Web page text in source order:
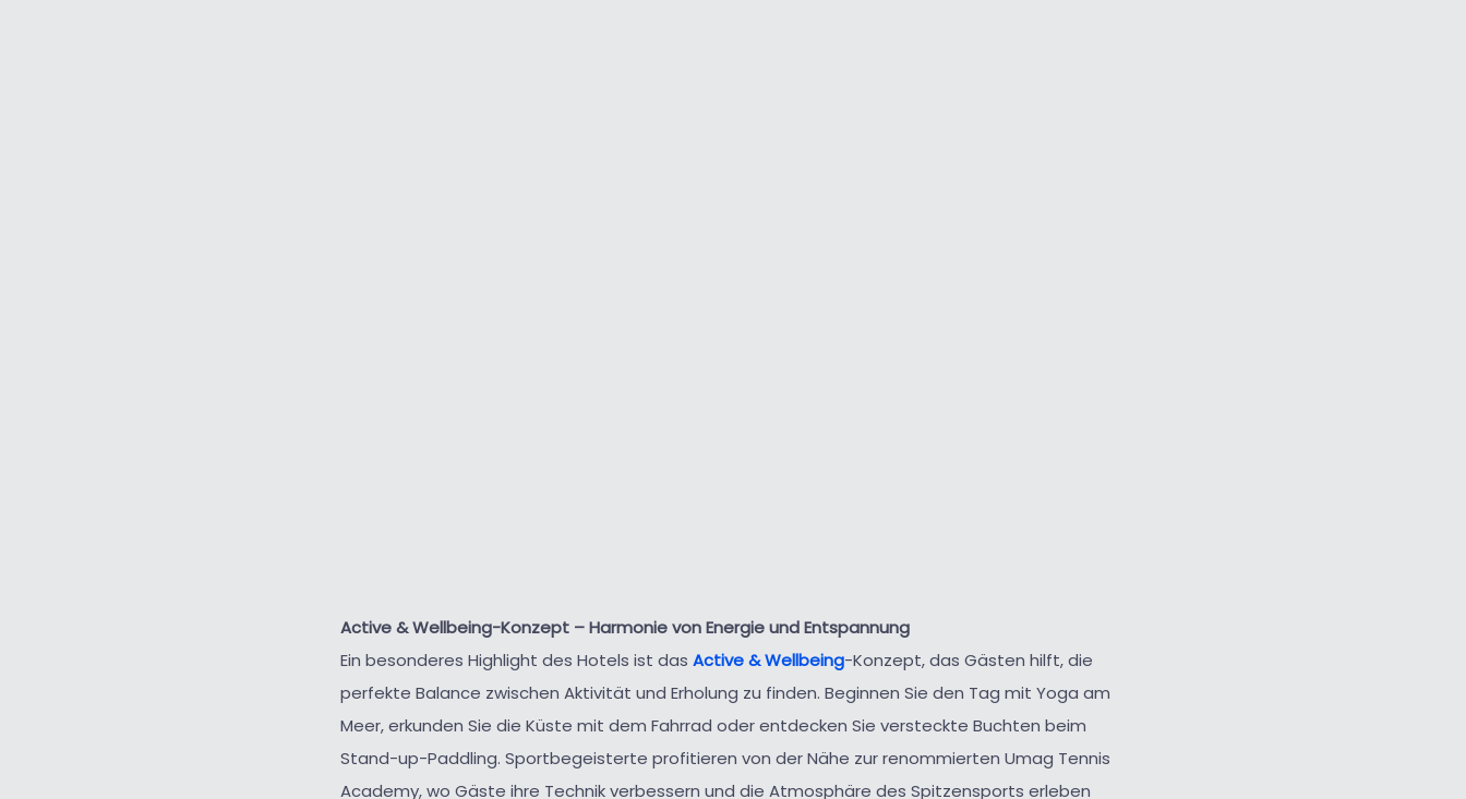
Active & Wellbeing-Konzept – Harmonie von Energie und Entspannung
Ein besonderes Highlight des Hotels ist das Active & Wellbeing-Konzept, das Gästen hilft, die
perfekte Balance zwischen Aktivität und Erholung zu finden. Beginnen Sie den Tag mit Yoga am
Meer, erkunden Sie die Küste mit dem Fahrrad oder entdecken Sie versteckte Buchten beim
Stand-up-Paddling. Sportbegeisterte profitieren von der Nähe zur renommierten Umag Tennis
Academy, wo Gäste ihre Technik verbessern und die Atmosphäre des Spitzensports erleben